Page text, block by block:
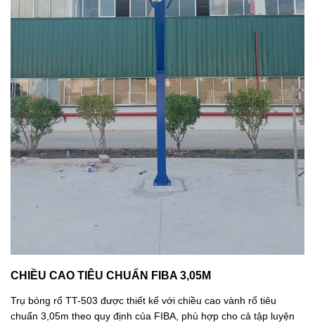
CHIỀU CAO TIÊU CHUẨN FIBA 3,05M
Trụ bóng rổ TT-503 được thiết kế với chiều cao vành rổ tiêu
chuẩn 3,05m theo quy định của FIBA, phù hợp cho cả tập luyện